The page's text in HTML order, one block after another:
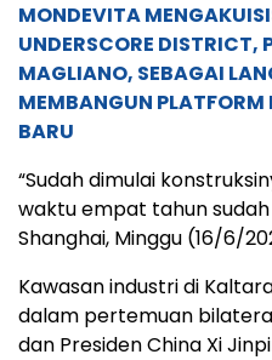
MONDEVITA
UNDERSCORE DISTRICT,
MAGLIANO, SEBAGAI
MEMBANGUN
BARU
“Sudah dimulai
waktu empat tahun sudah
Shanghai, Minggu (16/6/
Kawasan industri di
dalam pertemuan
dan Presiden China Xi